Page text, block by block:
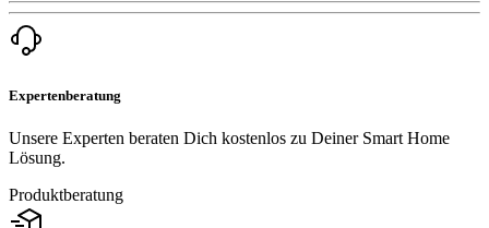
Expertenberatung
Unsere Experten beraten Dich kostenlos zu Deiner Smart Home
Lösung.
Produktberatung